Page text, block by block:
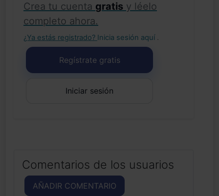
Crea tu cuenta gratis y léelo
completo ahora.
¿Ya estás registrado? Inicia sesión aquí .
Regístrate gratis
Iniciar sesión
Comentarios de los usuarios
AÑADIR COMENTARIO